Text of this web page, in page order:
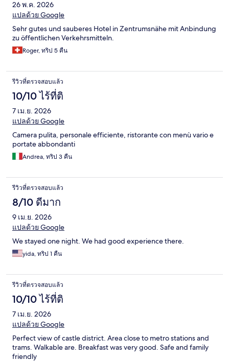
26 พ.ค. 2026
แปลด้วย Google
Sehr gutes und sauberes Hotel in Zentrumsnähe mit Anbindung
zu öffentlichen Verkehrsmitteln.
Roger, ทริป 5 คืน
รีวิวที่ตรวจสอบแล้ว
10/10 ไร้ที่ติ
7 เม.ย. 2026
แปลด้วย Google
Camera pulita, personale efficiente, ristorante con menù vario e
portate abbondanti
Andrea, ทริป 3 คืน
รีวิวที่ตรวจสอบแล้ว
8/10 ดีมาก
9 เม.ย. 2026
แปลด้วย Google
We stayed one night. We had good experience there.
yida, ทริป 1 คืน
รีวิวที่ตรวจสอบแล้ว
10/10 ไร้ที่ติ
7 เม.ย. 2026
แปลด้วย Google
Perfect view of castle district. Area close to metro stations and
trams. Walkable are. Breakfast was very good. Safe and family
friendly